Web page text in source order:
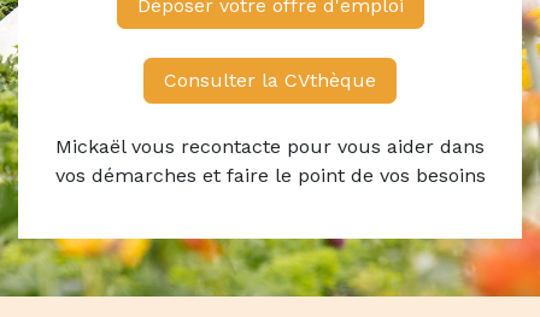
Déposer votre offre d'emploi
Consulter la CVthèque
Mickaël vous recontacte pour vous aider dans
vos démarches et faire le point de vos besoins